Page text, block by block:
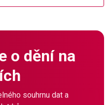
o dění na
souhrnu dat a